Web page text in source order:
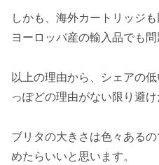
しかも、海外カートリッジ
ヨーロッパ産の輸入品でも問
以上の理由から、シェアの
っぽどの理由がない限り避け
ブリタの大きさは色々ある
めたらいいと思います。